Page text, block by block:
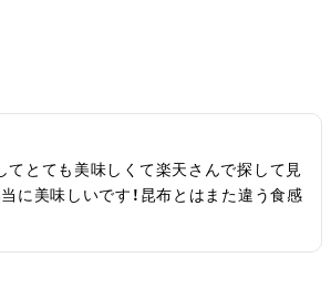
てとても美味しくて楽天さんで探して見
に美味しいです！昆布とはまた違う食感